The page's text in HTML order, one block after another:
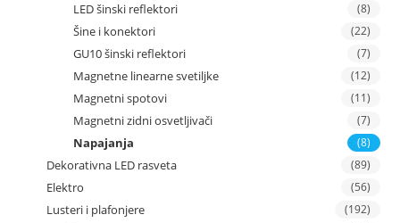
LED šinski reflektori (8)
Šine i konektori (22)
GU10 šinski reflektori (7)
Magnetne linearne svetiljke (12)
Magnetni spotovi (11)
Magnetni zidni osvetljivači (7)
Napajanja (8)
Dekorativna LED rasveta (89)
Elektro (56)
Lusteri i plafonjere (192)